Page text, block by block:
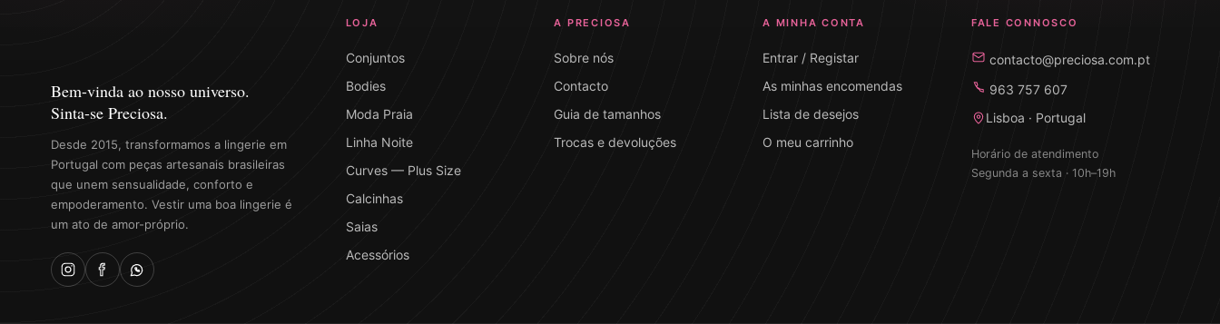
Bem-vinda ao nosso universo.
Sinta-se Preciosa.
Desde 2015, transformamos a lingerie em
Portugal com peças artesanais brasileiras
que unem sensualidade, conforto e
empoderamento. Vestir uma boa lingerie é
um ato de amor-próprio.
LOJA
Conjuntos
Bodies
Moda Praia
Linha Noite
Curves — Plus Size
Calcinhas
Saias
Acessórios
A PRECIOSA
Sobre nós
Contacto
Guia de tamanhos
Trocas e devoluções
A MINHA CONTA
Entrar / Registar
As minhas encomendas
Lista de desejos
O meu carrinho
FALE CONNOSCO
contacto@preciosa.com.pt
963 757 607
Lisboa · Portugal
Horário de atendimento
Segunda a sexta · 10h–19h